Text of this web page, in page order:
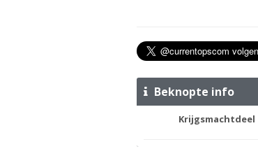
Beknopte info
Krijgsmachtdeel